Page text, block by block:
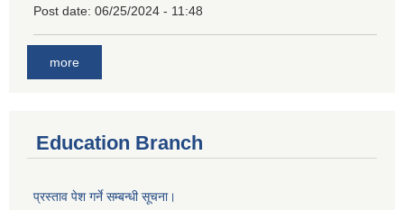
Post date: 06/25/2024 - 11:48
more
Education Branch
प्रस्ताव पेश गर्ने सम्बन्धी सूचना।